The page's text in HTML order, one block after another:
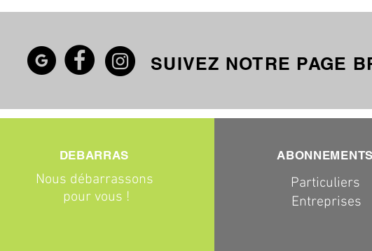
SUIVEZ NOTRE PAGE
DEBARRAS
Nous débarrassons
pour vous !
ABONNEMENTS
Particuliers
Entreprises